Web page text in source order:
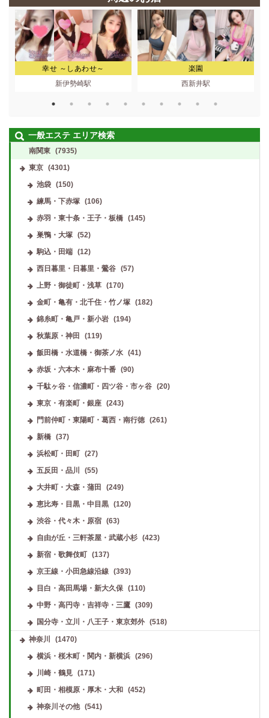
幸せ ～しあわせ～
新伊勢崎駅
楽園
西新井駅
一般エステ エリア検索
南関東 (7935)
東京 (4301)
池袋
(150)
練馬・下赤塚
(106)
赤羽・東十条・王子・板橋
(145)
巣鴨・大塚
(52)
駒込・田端
(12)
西日暮里・日暮里・鶯谷
(57)
上野・御徒町・浅草
(170)
金町・亀有・北千住・竹ノ塚
(182)
錦糸町・亀戸・新小岩
(194)
秋葉原・神田
(119)
飯田橋・水道橋・御茶ノ水
(41)
赤坂・六本木・麻布十番
(90)
千駄ヶ谷・信濃町・四ツ谷・市ヶ谷
(20)
東京・有楽町・銀座
(243)
門前仲町・東陽町・葛西・南行徳
(261)
新橋
(37)
浜松町・田町
(27)
五反田・品川
(55)
大井町・大森・蒲田
(249)
恵比寿・目黒・中目黒
(120)
渋谷・代々木・原宿
(63)
自由が丘・三軒茶屋・武蔵小杉
(423)
新宿・歌舞伎町
(137)
京王線・小田急線沿線
(393)
目白・高田馬場・新大久保
(110)
中野・高円寺・吉祥寺・三鷹
(309)
国分寺・立川・八王子・東京郊外
(518)
神奈川
(1470)
横浜・桜木町・関内・新横浜
(296)
川崎・鶴見
(171)
町田・相模原・厚木・大和
(452)
神奈川その他
(541)